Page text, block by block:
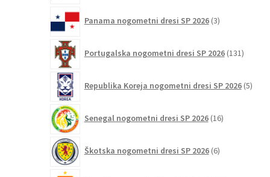
Panama nogometni dresi SP 2026 3izdelki
Portugalska nogometni dresi SP 2026 131
Republika Koreja nogometni dresi SP 2026 5
Senegal nogometni dresi SP 2026 16izdelkov
Škotska nogometni dresi SP 2026 6izdelkov